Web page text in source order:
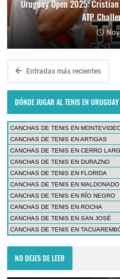
Uruguay Open 2025:
ATP
Entradas más recientes
DÓNDE JUGAR AL TENIS EN URUGUAY
CANCHAS DE TENIS EN
CANCHAS DE TENIS EN ARTIGAS
CANCHAS DE TENIS EN CERRO
CANCHAS DE TENIS EN DURAZNO
CANCHAS DE TENIS EN FLORIDA
CANCHAS DE TENIS EN MALDONADO
CANCHAS DE TENIS EN RÍO NEGRO
CANCHAS DE TENIS EN ROCHA
CANCHAS DE TENIS EN SAN JOSÉ
CANCHAS DE TENIS EN
NO DEJES DE LEER